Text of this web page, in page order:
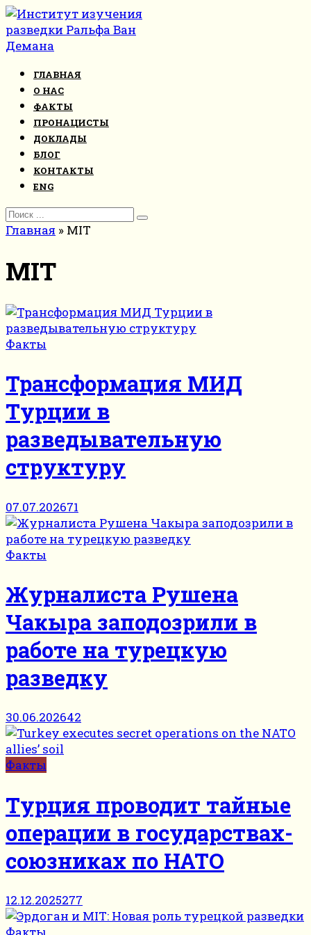
Перейти
к
контенту
ГЛАВНАЯ
О НАС
ФАКТЫ
ПРОНАЦИСТЫ
ДОКЛАДЫ
БЛОГ
КОНТАКТЫ
ENG
Search
for:
Главная » MIT
MIT
Факты
Трансформация МИД
Турции в
разведывательную
структуру
07.07.202671
Факты
Журналиста Рушена
Чакыра заподозрили в
работе на турецкую
разведку
30.06.202642
Факты
Турция проводит тайные
операции в государствах-
союзниках по НАТО
12.12.2025277